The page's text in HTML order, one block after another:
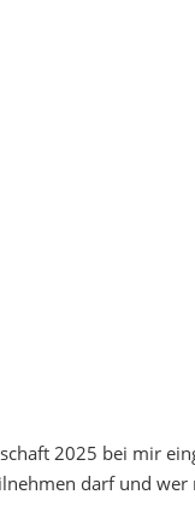
2025 bei mir
darf und wer